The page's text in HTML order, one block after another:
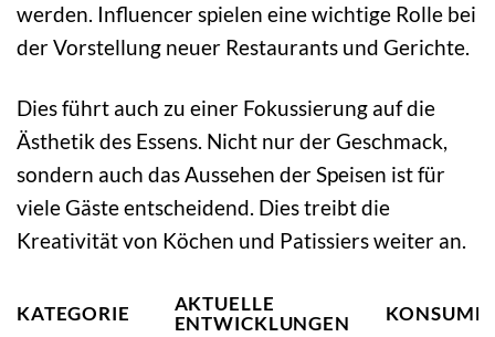
werden. Influencer spielen eine wichtige Rolle bei
der Vorstellung neuer Restaurants und Gerichte.
Dies führt auch zu einer Fokussierung auf die
Ästhetik des Essens. Nicht nur der Geschmack,
sondern auch das Aussehen der Speisen ist für
viele Gäste entscheidend. Dies treibt die
Kreativität von Köchen und Patissiers weiter an.
KATEGORIE
AKTUELLE
ENTWICKLUNGEN